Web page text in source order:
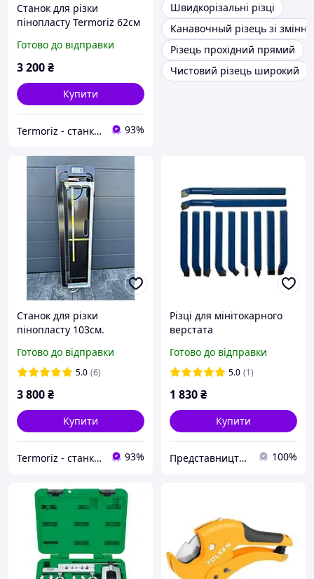
Станок для різки
пінопласту Termoriz 62см
Готово до відправки
3 200₴
Купити
Termoriz - станки для порізки пінопласту 93%
Швидкорізальні різці
Канавочный різець зі
Різець прохідний прямий
Чистовий різець широкий
Станок для різки
пінопласту 103см.
Готово до відправки
5.0 (6)
3 800₴
Купити
Termoriz - станки для порізки пінопласту 93%
Різці для мінітокарного
верстата
Готово до відправки
5.0 (1)
1 830₴
Купити
Представництво PROMA в Україні ТОВ "ПРОМА СТ" 100%